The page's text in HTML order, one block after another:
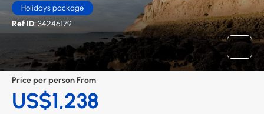
Holidays package
Ref ID:34246179
Price per person From
US$1,238